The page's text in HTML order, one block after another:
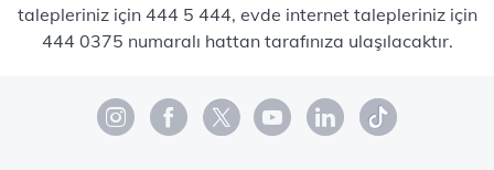
talepleriniz için 444 5 444, evde internet talepleriniz için
444 0375 numaralı hattan tarafınıza ulaşılacaktır.